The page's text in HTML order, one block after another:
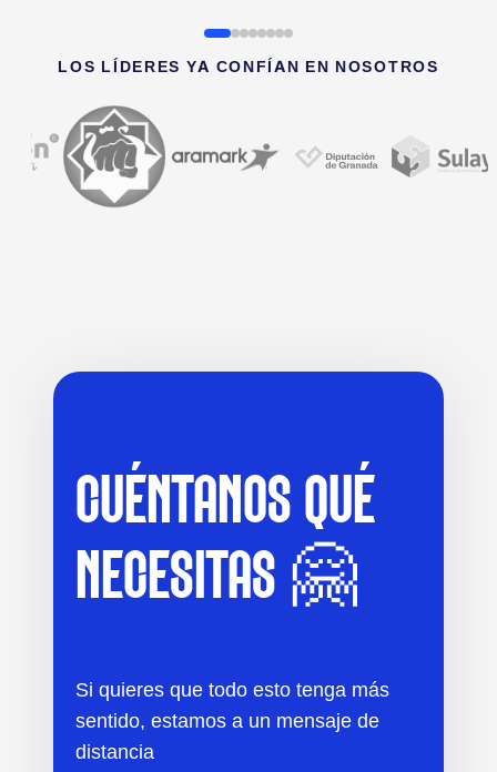
LOS LÍDERES YA CONFÍAN EN NOSOTROS
CUÉNTANOS QUÉ
NECESITAS 🤗
Si quieres que todo esto tenga más
sentido, estamos a un mensaje de
distancia